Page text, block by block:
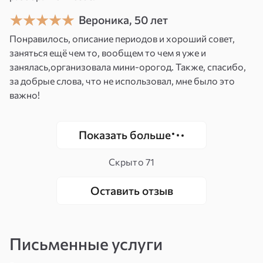
финансовых возможностей.
Стабилизация финансового положения
Улучшение и стабилизация вашего
финансового состояния.
Усиление уверенности в финансовых
делах. Повышение уверенности в своих
финансовых возможностях и
способностях.
конкретных денежных целей и желаемых
Дополнительные советы
сохранять четкость и чистоту намерений.
Регулярная визуализация
Вероника, 50 лет
Понравилось, описание периодов и хороший совет,
заняться ещё чем то, вообщем то чем я уже и
занялась,организовала мини-орогод. Также, спасибо,
за добрые слова, что не использовал, мне было это
важно!
Показать больше
Скрыто 71
Оставить отзыв
Письменные услуги